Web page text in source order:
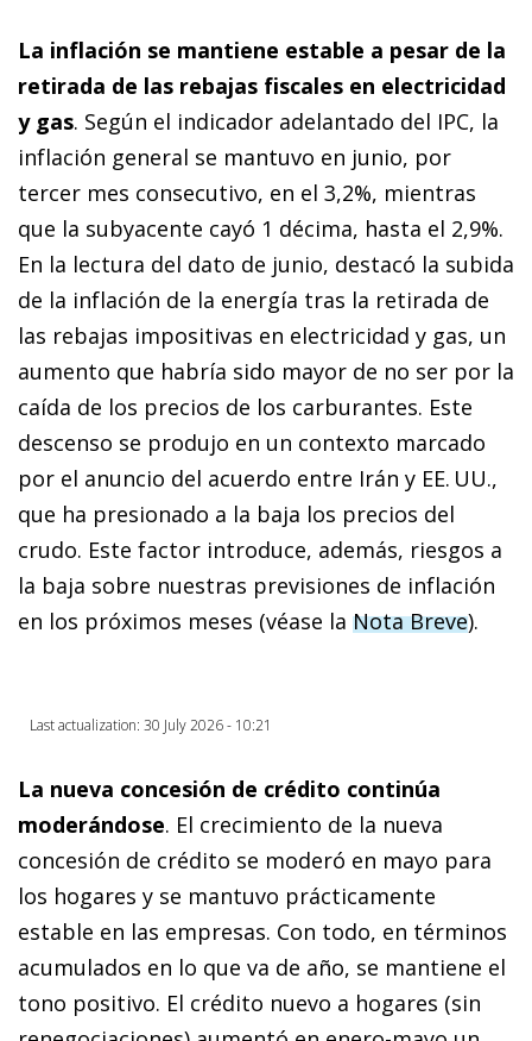
La inflación se mantiene estable a pesar de la
retirada de las rebajas fiscales en electricidad
y gas. Según el indicador adelantado del IPC, la
inflación general se mantuvo en junio, por
tercer mes consecutivo, en el 3,2%, mientras
que la subyacente cayó 1 décima, hasta el 2,9%.
En la lectura del dato de junio, destacó la subida
de la inflación de la energía tras la retirada de
las rebajas impositivas en electricidad y gas, un
aumento que habría sido mayor de no ser por la
caída de los precios de los carburantes. Este
descenso se produjo en un contexto marcado
por el anuncio del acuerdo entre Irán y EE. UU.,
que ha presionado a la baja los precios del
crudo. Este factor introduce, además, riesgos a
la baja sobre nuestras previsiones de inflación
en los próximos meses (véase la Nota Breve).
Last actualization: 30 July 2026 - 10:21
La nueva concesión de crédito continúa
moderándose. El crecimiento de la nueva
concesión de crédito se moderó en mayo para
los hogares y se mantuvo prácticamente
estable en las empresas. Con todo, en términos
acumulados en lo que va de año, se mantiene el
tono positivo. El crédito nuevo a hogares (sin